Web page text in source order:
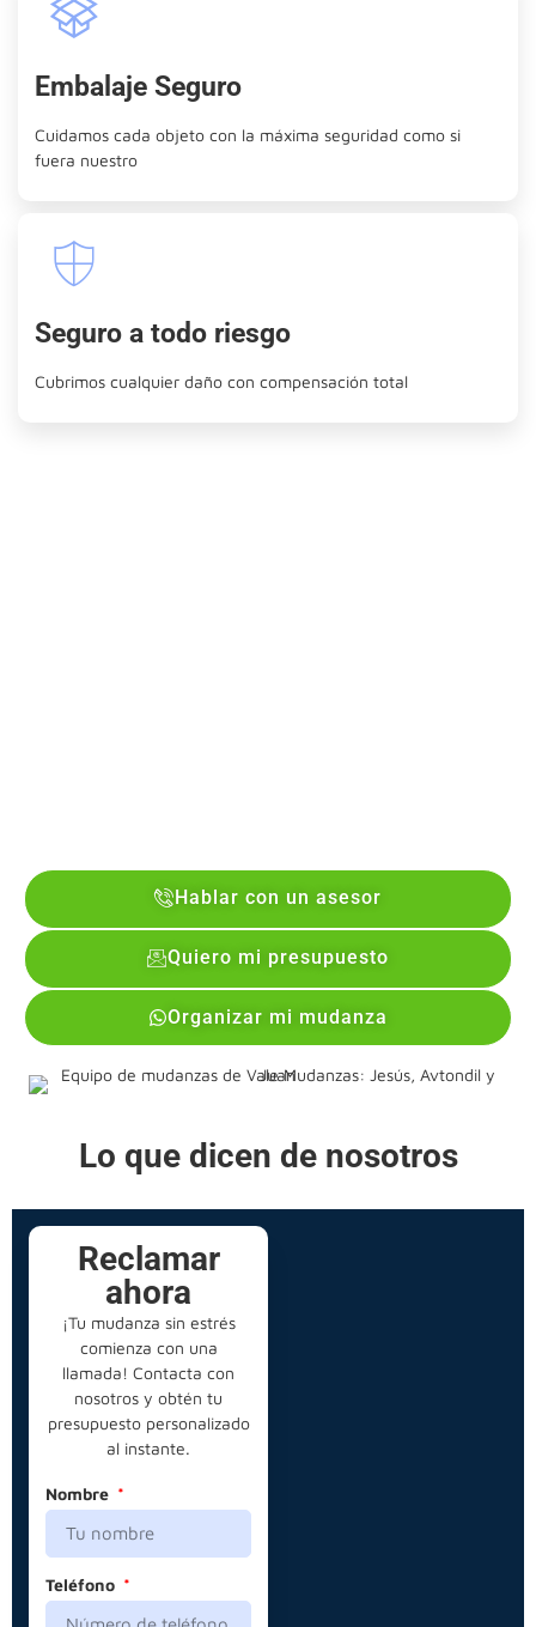
Embalaje Seguro
Cuidamos cada objeto con la máxima seguridad como si
fuera nuestro
Seguro a todo riesgo
Cubrimos cualquier daño con compensación total
Hablar con un asesor
Quiero mi presupuesto
Organizar mi mudanza
Lo que dicen de nosotros
Reclamar
ahora
¡Tu mudanza sin estrés
comienza con una
llamada! Contacta con
nosotros y obtén tu
presupuesto personalizado
al instante.
Nombre
Teléfono